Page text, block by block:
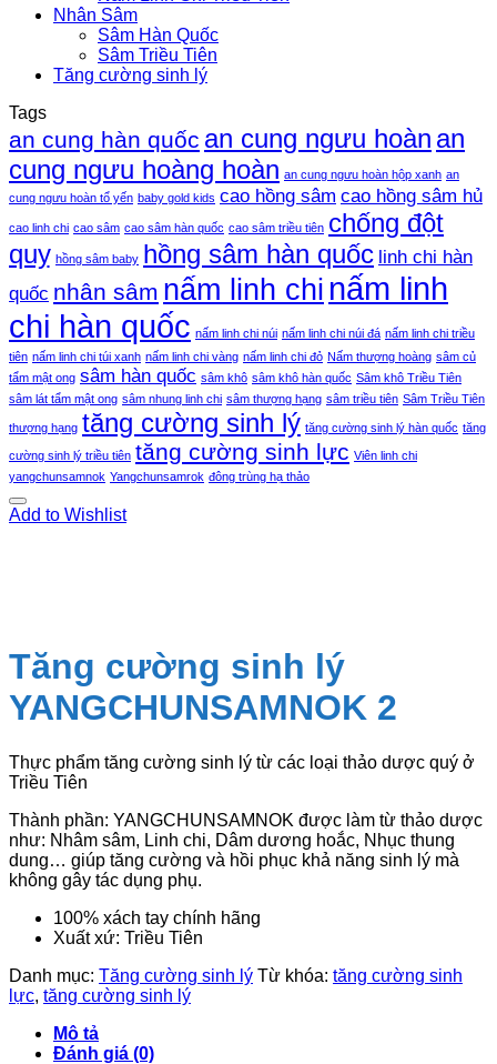
Nhân Sâm
Sâm Hàn Quốc
Sâm Triều Tiên
Tăng cường sinh lý
Tags
an cung hàn quốc an cung ngưu hoàn an
cung ngưu hoàng hoàn an cung ngưu hoàn hộp xanh an
cung ngưu hoàn tổ yến baby gold kids cao hồng sâm cao hồng sâm hủ
cao linh chi cao sâm cao sâm hàn quốc cao sâm triều tiên chống đột
quỵ hồng sâm baby hồng sâm hàn quốc linh chi hàn
quốc nhân sâm nấm linh chi nấm linh
chi hàn quốc nấm linh chi núi nấm linh chi núi đá nấm linh chi triều
tiên nấm linh chi túi xanh nấm linh chi vàng nấm linh chi đỏ Nấm thượng hoàng sâm củ
tẩm mật ong sâm hàn quốc sâm khô sâm khô hàn quốc Sâm khô Triều Tiên
sâm lát tẩm mật ong sâm nhung linh chi sâm thượng hạng sâm triều tiên Sâm Triều Tiên
thượng hạng tăng cường sinh lý tăng cường sinh lý hàn quốc tăng
cường sinh lý triều tiên tăng cường sinh lực Viên linh chi
yangchunsamnok Yangchunsamrok đông trùng hạ thảo
Add to Wishlist
Tăng cường sinh lý
YANGCHUNSAMNOK 2
Thực phẩm tăng cường sinh lý từ các loại thảo dược quý ở
Triều Tiên
Thành phần: YANGCHUNSAMNOK được làm từ thảo dược
như: Nhâm sâm, Linh chi, Dâm dương hoắc, Nhục thung
dung… giúp tăng cường và hồi phục khả năng sinh lý mà
không gây tác dụng phụ.
100% xách tay chính hãng
Xuất xứ: Triều Tiên
Danh mục: Tăng cường sinh lý Từ khóa: tăng cường sinh
lực, tăng cường sinh lý
Mô tả
Đánh giá (0)